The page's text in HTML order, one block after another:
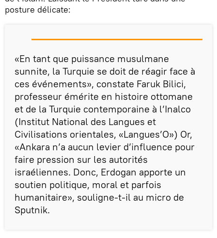
posture délicate:
«En tant que puissance musulmane
sunnite, la Turquie se doit de réagir face à
ces événements», constate Faruk Bilici,
professeur émérite en histoire ottomane
et de la Turquie contemporaine à l’Inalco
(Institut National des Langues et
Civilisations orientales, «Langues’O») Or,
«Ankara n’a aucun levier d’influence pour
faire pression sur les autorités
israéliennes. Donc, Erdogan apporte un
soutien politique, moral et parfois
humanitaire», souligne-t-il au micro de
Sputnik.